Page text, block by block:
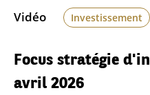
Vidéo Investissement
Focus stratégie
avril 2026